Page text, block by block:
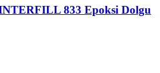
833 Epoksi Dolgu